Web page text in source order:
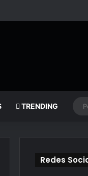
TRENDING
Redes